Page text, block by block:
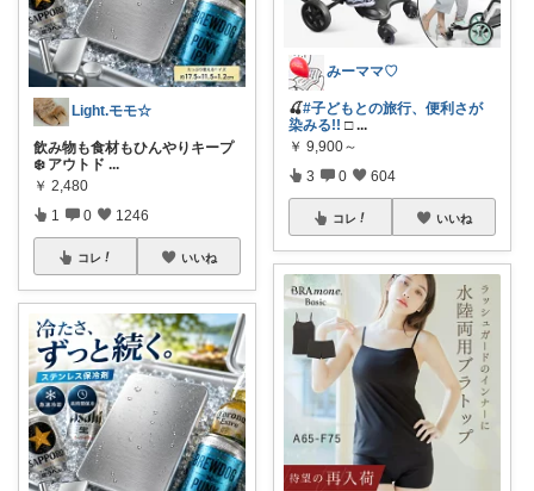
Light.モモ☆
飲み物も食材もひんやりキープ
❄️ アウトド ...
￥ 2,480
1 0 1246
コレ いいね
みーママ♡
🍒#子どもとの旅行、便利さが
染みる!! □ ...
￥ 9,900～
3 0 604
コレ いいね